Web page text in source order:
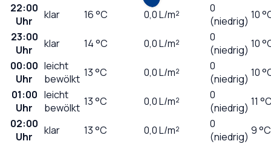
22:00
Uhr
klar 16°C 0,0L/m²
0
(niedrig) 10
23:00
Uhr
klar 14°C 0,0L/m²
0
(niedrig) 10
00:00
Uhr
leicht
bewölkt 13°C 0,0L/m²
0
(niedrig) 10
01:00
Uhr
leicht
bewölkt 13°C 0,0L/m²
0
(niedrig) 11
02:00
Uhr
klar 13°C 0,0L/m²
0
(niedrig) 9 °C